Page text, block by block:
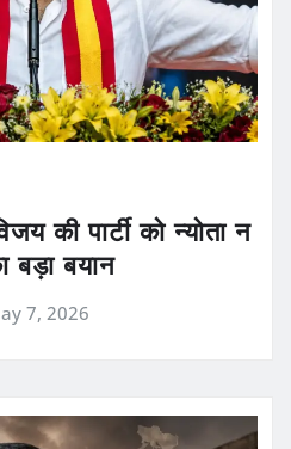
की पार्टी को न्योता न
बड़ा बयान
7, 2026